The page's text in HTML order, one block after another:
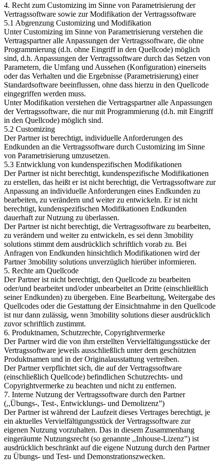
4. Recht zum Customizing im Sinne von Parametrisierung der
Vertragssoftware sowie zur Modifikation der Vertragssoftware
5.1 Abgrenzung Customizing und Modifikation
Unter Customizing im Sinne von Parametrisierung verstehen die
Vertragspartner alle Anpassungen der Vertragssoftware, die ohne
Programmierung (d.h. ohne Eingriff in den Quellcode) möglich
sind, d.h. Anpassungen der Vertragssoftware durch das Setzen von
Parametern, die Umfang und Aussehen (Konfiguration) einerseits
oder das Verhalten und die Ergebnisse (Parametrisierung) einer
Standardsoftware beeinflussen, ohne dass hierzu in den Quellcode
eingegriffen werden muss.
Unter Modifikation verstehen die Vertragspartner alle Anpassungen
der Vertragssoftware, die nur mit Programmierung (d.h. mit Eingriff
in den Quellcode) möglich sind.
5.2 Customizing
Der Partner ist berechtigt, individuelle Anforderungen des
Endkunden an die Vertragssoftware durch Customizing im Sinne
von Parametrisierung umzusetzen.
5.3 Entwicklung von kundenspezifischen Modifikationen
Der Partner ist nicht berechtigt, kundenspezifische Modifikationen
zu erstellen, das heißt er ist nicht berechtigt, die Vertragssoftware zur
Anpassung an individuelle Anforderungen eines Endkunden zu
bearbeiten, zu verändern und weiter zu entwickeln. Er ist nicht
berechtigt, kundenspezifischen Modifikationen Endkunden
dauerhaft zur Nutzung zu überlassen.
Der Partner ist nicht berechtigt, die Vertragssoftware zu bearbeiten,
zu verändern und weiter zu entwickeln, es sei denn 3mobility
solutions stimmt dem ausdrücklich schriftlich vorab zu. Bei
Anfragen von Endkunden hinsichtlich Modifikationen wird der
Partner 3mobility solutions unverzüglich hierüber informieren.
5. Rechte am Quellcode
Der Partner ist nicht berechtigt, den Quellcode zu bearbeiten
oder/und bearbeitet und/oder unbearbeitet an Dritte (einschließlich
seiner Endkunden) zu übergeben. Eine Bearbeitung, Weitergabe des
Quellcodes oder die Gestattung der Einsichtnahme in den Quellcode
ist nur dann zulässig, wenn 3mobility solutions dieser ausdrücklich
zuvor schriftlich zustimmt.
6. Produktnamen, Schutzrechte, Copyrightvermerke
Der Partner wird die von ihm erstellten Vervielfältigungsstücke der
Vertragssoftware jeweils ausschließlich unter dem geschützten
Produktnamen und in der Originalausstattung vertreiben.
Der Partner verpflichtet sich, die auf der Vertragssoftware
(einschließlich Quellcode) befindlichen Schutzrechts- und
Copyrightvermerke zu beachten und nicht zu entfernen.
7. Interne Nutzung der Vertragssoftware durch den Partner
(,,Übungs-, Test-, Entwicklungs- und Demolizenz”)
Der Partner ist während der Laufzeit dieses Vertrages berechtigt, je
ein aktuelles Vervielfältigungsstück der Vertragssoftware zur
eigenen Nutzung vorzuhalten. Das in diesem Zusammenhang
eingeräumte Nutzungsrecht (so genannte ,,Inhouse-Lizenz”) ist
ausdrücklich beschränkt auf die eigene Nutzung durch den Partner
zu Übungs- und Test- und Demonstrationszwecken.